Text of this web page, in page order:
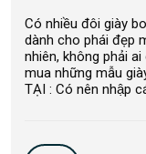
Có nhiều đôi giày
dành cho phái đẹp
nhiên, không phải
mua những mẫu
TẠI : Có nên nhập